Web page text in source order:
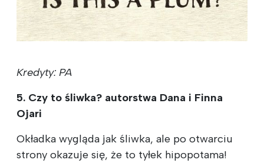
Kredyty: PA
5. Czy to śliwka? autorstwa Dana i Finna
Ojari
Okładka wygląda jak śliwka, ale po otwarciu
strony okazuje się, że to tyłek hipopotama!